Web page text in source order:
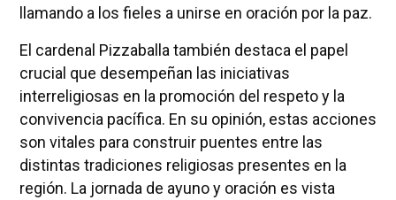
llamando a los fieles a unirse en oración por la paz.
El cardenal Pizzaballa también destaca el papel
crucial que desempeñan las iniciativas
interreligiosas en la promoción del respeto y la
convivencia pacífica. En su opinión, estas acciones
son vitales para construir puentes entre las
distintas tradiciones religiosas presentes en la
región. La jornada de ayuno y oración es vista